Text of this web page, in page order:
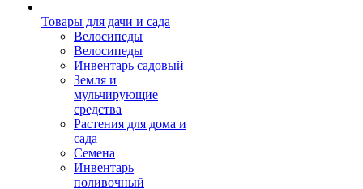
Товары для дачи и сада
Велосипеды
Велосипеды
Инвентарь садовый
Земля и
мульчирующие
средства
Растения для дома и
сада
Семена
Инвентарь
поливочный